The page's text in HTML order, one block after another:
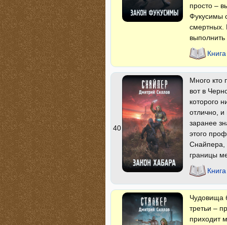
просто –
Фукусимы
смертных.
40
Много кто
вот в
которого
отлично, и
заранее
этого
Снайпера,
границы
Чудовища
третьи –
приходит